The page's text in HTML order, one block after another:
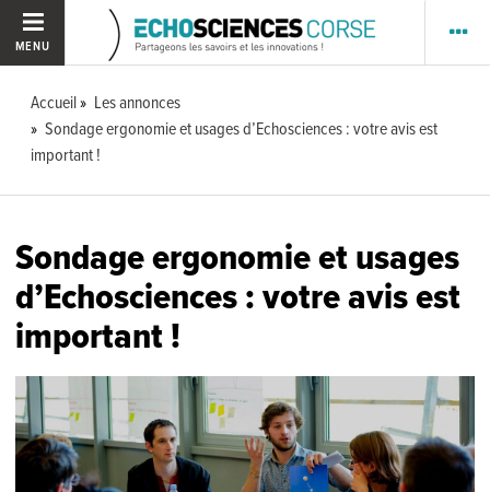
MENU
Accueil
Les annonces
Sondage ergonomie et usages d’Echosciences : votre avis est
important !
Sondage ergonomie et usages
d’Echosciences : votre avis est
important !